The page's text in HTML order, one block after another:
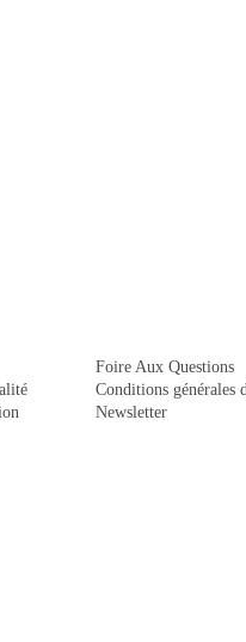
Foire Aux Questions
Conditions générales
Newsletter